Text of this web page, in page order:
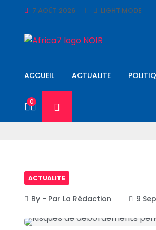
7 AOÛT 2026 LIGHT MODE
ACCUEIL ACTUALITE
0
ACTUALITE
By - Par La Rédaction 9